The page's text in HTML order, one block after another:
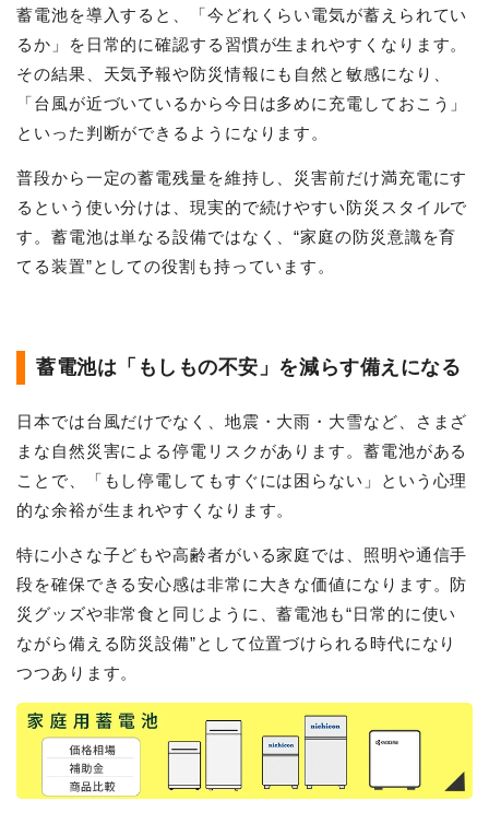
蓄電池を導入すると、「今どれくらい電気が蓄えられてい
るか」を日常的に確認する習慣が生まれやすくなります。
その結果、天気予報や防災情報にも自然と敏感になり、
「台風が近づいているから今日は多めに充電しておこう」
といった判断ができるようになります。
普段から一定の蓄電残量を維持し、災害前だけ満充電にす
るという使い分けは、現実的で続けやすい防災スタイルで
す。蓄電池は単なる設備ではなく、“家庭の防災意識を育
てる装置”としての役割も持っています。
蓄電池は「もしもの不安」を減らす備えになる
日本では台風だけでなく、地震・大雨・大雪など、さまざ
まな自然災害による停電リスクがあります。蓄電池がある
ことで、「もし停電してもすぐには困らない」という心理
的な余裕が生まれやすくなります。
特に小さな子どもや高齢者がいる家庭では、照明や通信手
段を確保できる安心感は非常に大きな価値になります。防
災グッズや非常食と同じように、蓄電池も“日常的に使い
ながら備える防災設備”として位置づけられる時代になり
つつあります。